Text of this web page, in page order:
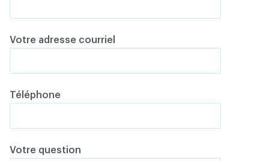
Votre adresse courriel
Téléphone
Votre question